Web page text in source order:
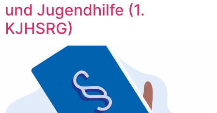
und Jugendhilfe (1.
KJHSRG)